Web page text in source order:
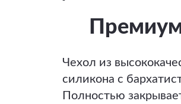
Чехол из
силикона с
Полностью